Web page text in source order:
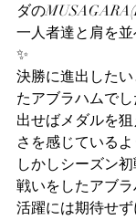
ダの
一人者達と肩を
✨
決勝に進出した
たアブラハムで
出せばメダルを
さを感じている
しかしシーズン
戦いをしたアブ
活躍には期待せ